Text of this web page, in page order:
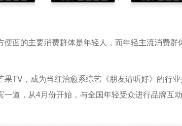
便面的主要消费群体是年轻人，而年轻主流消费群
果TV，成为当红治愈系综艺《朋友请听好》的行
一道，从4月份开始，与全国年轻受众进行品牌互